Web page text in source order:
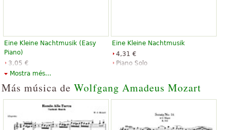
Eine Kleine Nachtmusik (Easy
Piano)
3,05 €
Piano Solo, Easy Piano
Eine Kleine Nachtmusik
4,31 €
Piano Solo
Mostra més...
Más música de Wolfgang Amadeus Mozart